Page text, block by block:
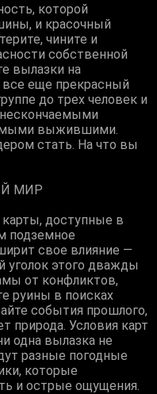
которой
и красочный
чините и
собственной
вылазки на
еще прекрасный
до трех человек и
выжившими.
стать. На что вы
МИР
доступные в
подземное
свое влияние —
этого дважды
от конфликтов,
руины в поисках
события прошлого,
природа. Условия карт
одна вылазка не
разные погодные
которые
и острые ощущения.